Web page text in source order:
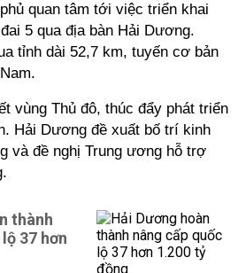
quan tâm tới việc triển khai
5 qua địa bàn Hải Dương.
tỉnh dài 52,7 km, tuyến cơ bản
vùng Thủ đô, thúc đẩy phát triển
Hải Dương đề xuất bố trí kinh
và đề nghị Trung ương hỗ trợ
thành
37 hơn